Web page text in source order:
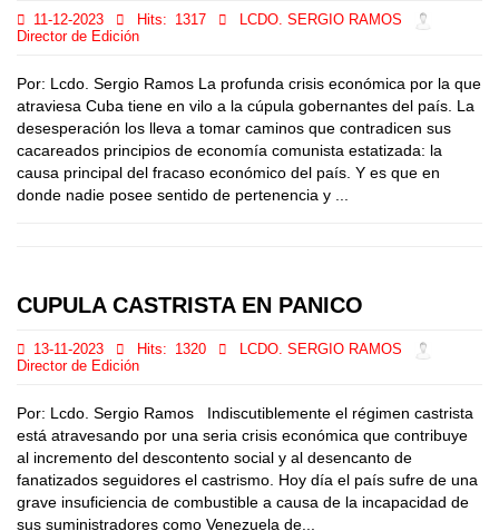
11-12-2023 Hits: 1317
LCDO. SERGIO RAMOS
Director de Edición
Por: Lcdo. Sergio Ramos La profunda crisis económica por la que
atraviesa Cuba tiene en vilo a la cúpula gobernantes del país. La
desesperación los lleva a tomar caminos que contradicen sus
cacareados principios de economía comunista estatizada: la
causa principal del fracaso económico del país. Y es que en
donde nadie posee sentido de pertenencia y ...
CUPULA CASTRISTA EN PANICO
13-11-2023 Hits: 1320
LCDO. SERGIO RAMOS
Director de Edición
Por: Lcdo. Sergio Ramos Indiscutiblemente el régimen castrista
está atravesando por una seria crisis económica que contribuye
al incremento del descontento social y al desencanto de
fanatizados seguidores el castrismo. Hoy día el país sufre de una
grave insuficiencia de combustible a causa de la incapacidad de
sus suministradores como Venezuela de...